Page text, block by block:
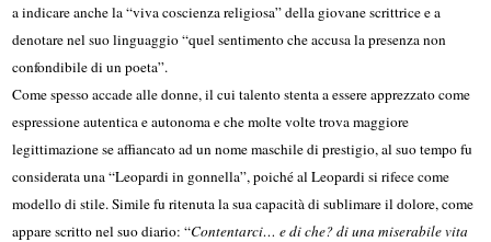
a indicare anche la “viva coscienza religiosa” della giovane scrittrice e a
denotare nel suo linguaggio “quel sentimento che accusa la presenza non
confondibile di un poeta”.
Come spesso accade alle donne, il cui talento stenta a essere apprezzato come
espressione autentica e autonoma e che molte volte trova maggiore
legittimazione se affiancato ad un nome maschile di prestigio, al suo tempo fu
considerata una “Leopardi in gonnella”, poiché al Leopardi si rifece come
modello di stile. Simile fu ritenuta la sua capacità di sublimare il dolore, come
appare scritto nel suo diario: “Contentarci… e di che? di una miserabile vita